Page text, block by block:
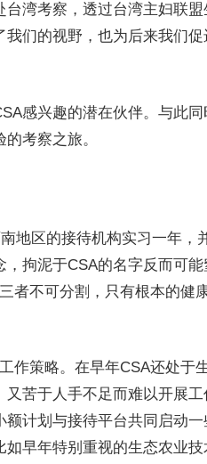
湾考察，透过台湾主妇联
们的视野，也为后来我们
感兴趣的潜在伙伴。与此
考察之旅。
地区的接待机构实习一年，
拘泥于CSA的名字反而可
者不可分割，只有根本的健
作策略。在早年CSA还处于
苦于人手不足而难以开展
计划与接待平台共同启动
早年特别重视的生态农业技